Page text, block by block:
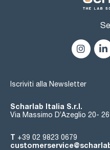
Iscriviti alla Newsletter
Scharlab Italia S.r.l.
Via Massimo D’Azeglio 20-
T +39 02 9823 0679